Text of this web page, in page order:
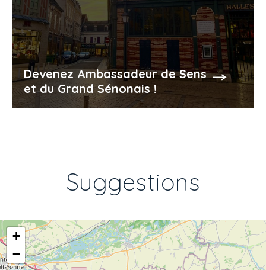
Devenez Ambassadeur de Sens
et du Grand Sénonais !
Suggestions
+
−